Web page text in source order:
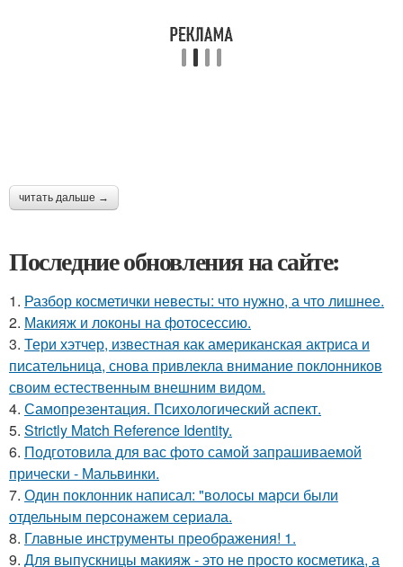
читать дальше →
Последние обновления на сайте:
1. Разбор косметички невесты: что нужно, а что лишнее.
2. Макияж и локоны на фотосессию.
3. Тери хэтчер, известная как американская актриса и
писательница, снова привлекла внимание поклонников
своим естественным внешним видом.
4. Самопрезентация. Психологический аспект.
5. Strictly Match Reference Identity.
6. Подготовила для вас фото самой запрашиваемой
прически - Мальвинки.
7. Один поклонник написал: "волосы марси были
отдельным персонажем сериала.
8. Главные инструменты преображения! 1.
9. Для выпускницы макияж - это не просто косметика, а